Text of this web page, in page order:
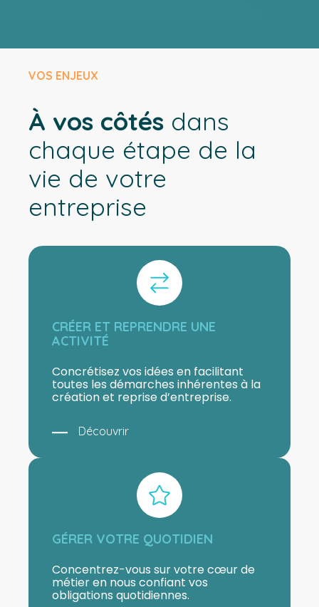
VOS ENJEUX
À vos côtés dans
chaque étape de la
vie de votre
entreprise
CRÉER ET REPRENDRE UNE
ACTIVITÉ
Concrétisez vos idées en facilitant
toutes les démarches inhérentes à la
création et reprise d’entreprise.
Découvrir
GÉRER VOTRE QUOTIDIEN
Concentrez-vous sur votre cœur de
métier en nous confiant vos
obligations quotidiennes.